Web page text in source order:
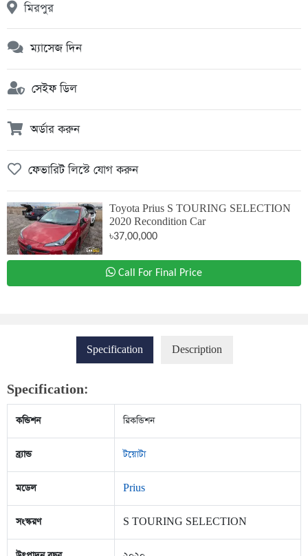
মিরপুর
ম্যাসেজ দিন
সেইফ ডিল
অর্ডার করুন
ফেভারিট লিস্টে যোগ করুন
Toyota Prius S TOURING SELECTION
2020 Recondition Car
৳37,00,000
Call For Final Price
Specification Description
Specification:
কন্ডিশন রিকন্ডিশন
ব্র্যান্ড টয়োটা
মডেল Prius
সংস্করণ S TOURING SELECTION